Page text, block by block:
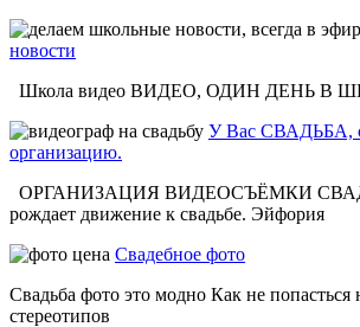
новости
Школа видео ВИДЕО, ОДИН ДЕНЬ В
У Вас СВАДЬБА, с
организацию.
ОРГАНИЗАЦИЯ ВИДЕОСЪЁМКИ
рождает движение к свадьбе. Эйфория
Свадебное фото
Свадьба фото это модно Как не попасться
стереотипов